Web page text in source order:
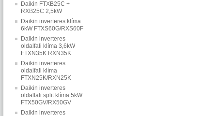
Daikin FTXB25C +
RXB25C 2,5kW
Daikin inverteres klíma
6kW FTXS60G/RXS60F
Daikin inverteres
oldalfali klíma 3,6kW
FTXN35K RXN35K
Daikin inverteres
oldalfali klíma
FTXN25K/RXN25K
Daikin inverteres
oldalfali split klíma 5kW
FTX50GV/RX50GV
Daikin inverteres